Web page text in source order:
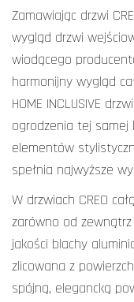
Zamawiając drzwi
wygląd drzwi
wiodącego
harmonijny wygląd
HOME INCLUSIVE
ogrodzenia tej samej
elementów
spełnia najwyższe
W drzwiach CREO
zarówno od
jakości blachy
zlicowana z
spójną, elegancką